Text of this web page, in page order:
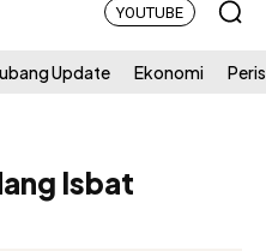
YOUTUBE
Update Ekonomi
Isbat